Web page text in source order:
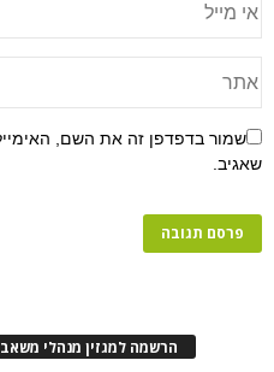
שמור בדפדפן זה את השם,
שאגיב.
הרשמה למגזין מנהלי